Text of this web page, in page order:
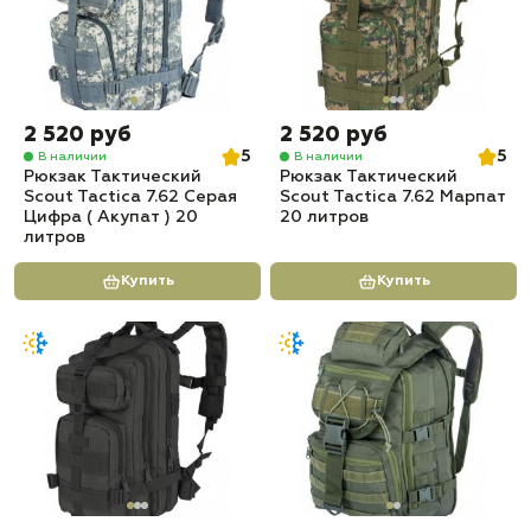
2 520 руб
В наличии
5
Рюкзак Тактический
Scout Tactica 7.62 Серая
Цифра ( Акупат ) 20
литров
Купить
2 520 руб
В наличии
5
Рюкзак Тактический
Scout Tactica 7.62 Марпат
20 литров
Купить